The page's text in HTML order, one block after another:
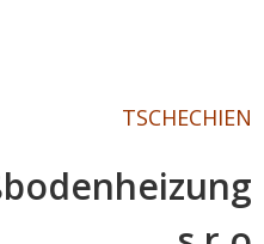
TSCHECHIEN